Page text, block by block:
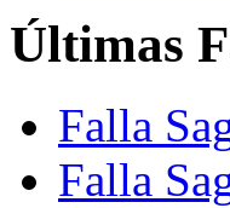
Últimas
Falla
Falla